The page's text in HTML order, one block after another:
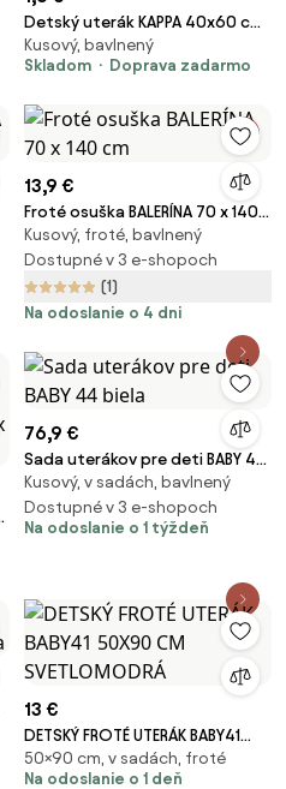
Detský uterák KAPPA 40x60 cm
ružový, 100% bavlna
Kusový, bavlnený
Skladom
Doprava zadarmo
13,9 €
Froté osuška BALERÍNA 70 x 140
cm
Kusový, froté, bavlnený
Dostupné v 3 e-shopoch
(1)
Na odoslanie o 4 dni
76,9 €
Sada uterákov pre deti BABY 44
biela
Kusový, v sadách, bavlnený
Dostupné v 3 e-shopoch
Na odoslanie o 1 týždeň
13 €
DETSKÝ FROTÉ UTERÁK BABY41
50X90 CM SVETLOMODRÁ
50×90 cm, v sadách, froté
Na odoslanie o 1 deň